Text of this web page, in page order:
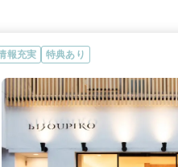
報充実 特典あり